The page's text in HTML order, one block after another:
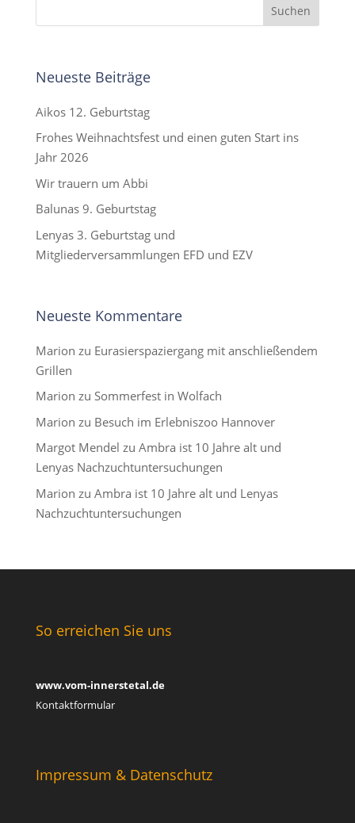
Neueste Beiträge
Aikos 12. Geburtstag
Frohes Weihnachtsfest und einen guten Start ins
Jahr 2026
Wir trauern um Abbi
Balunas 9. Geburtstag
Lenyas 3. Geburtstag und
Mitgliederversammlungen EFD und EZV
Neueste Kommentare
Marion zu Eurasierspaziergang mit anschließendem
Grillen
Marion zu Sommerfest in Wolfach
Marion zu Besuch im Erlebniszoo Hannover
Margot Mendel zu Ambra ist 10 Jahre alt und
Lenyas Nachzuchtuntersuchungen
Marion zu Ambra ist 10 Jahre alt und Lenyas
Nachzuchtuntersuchungen
So erreichen Sie uns
www.vom-innerstetal.de
Kontaktformular
Impressum & Datenschutz